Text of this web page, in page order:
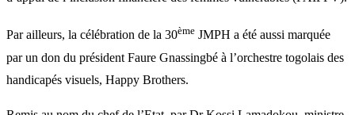
Par ailleurs, la célébration de la 30ème JMPH a été aussi marquée
par un don du président Faure Gnassingbé à l’orchestre togolais des
handicapés visuels, Happy Brothers.